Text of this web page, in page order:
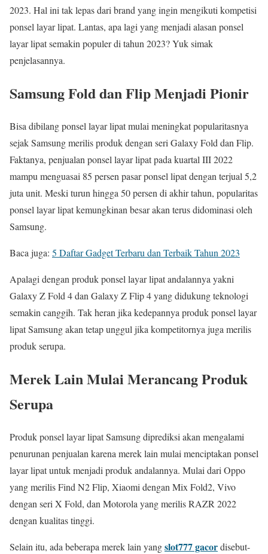
2023. Hal ini tak lepas dari brand yang ingin mengikuti kompetisi
ponsel layar lipat. Lantas, apa lagi yang menjadi alasan ponsel
layar lipat semakin populer di tahun 2023? Yuk simak
penjelasannya.
Samsung Fold dan Flip Menjadi Pionir
Bisa dibilang ponsel layar lipat mulai meningkat popularitasnya
sejak Samsung merilis produk dengan seri Galaxy Fold dan Flip.
Faktanya, penjualan ponsel layar lipat pada kuartal III 2022
mampu menguasai 85 persen pasar ponsel lipat dengan terjual 5,2
juta unit. Meski turun hingga 50 persen di akhir tahun, popularitas
ponsel layar lipat kemungkinan besar akan terus didominasi oleh
Samsung.
Baca juga: 5 Daftar Gadget Terbaru dan Terbaik Tahun 2023
Apalagi dengan produk ponsel layar lipat andalannya yakni
Galaxy Z Fold 4 dan Galaxy Z Flip 4 yang didukung teknologi
semakin canggih. Tak heran jika kedepannya produk ponsel layar
lipat Samsung akan tetap unggul jika kompetitornya juga merilis
produk serupa.
Merek Lain Mulai Merancang Produk
Serupa
Produk ponsel layar lipat Samsung diprediksi akan mengalami
penurunan penjualan karena merek lain mulai menciptakan ponsel
layar lipat untuk menjadi produk andalannya. Mulai dari Oppo
yang merilis Find N2 Flip, Xiaomi dengan Mix Fold2, Vivo
dengan seri X Fold, dan Motorola yang merilis RAZR 2022
dengan kualitas tinggi.
Selain itu, ada beberapa merek lain yangslot777 gacordisebut-